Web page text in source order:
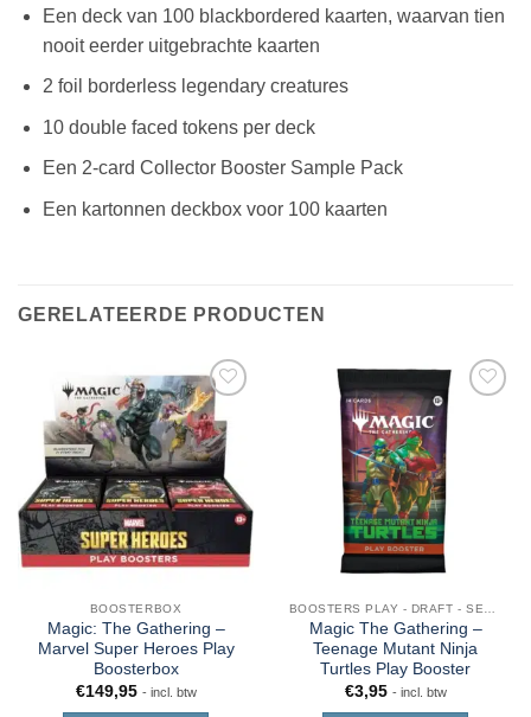
Een deck van 100 blackbordered kaarten, waarvan tien
nooit eerder uitgebrachte kaarten
2 foil borderless legendary creatures
10 double faced tokens per deck
Een 2-card Collector Booster Sample Pack
Een kartonnen deckbox voor 100 kaarten
GERELATEERDE PRODUCTEN
BOOSTERBOX
Magic: The Gathering –
Marvel Super Heroes Play
Boosterbox
€149,95 - incl. btw
Magic The Gathering –
Teenage Mutant Ninja
Turtles Play Booster
€3,95 - incl. btw